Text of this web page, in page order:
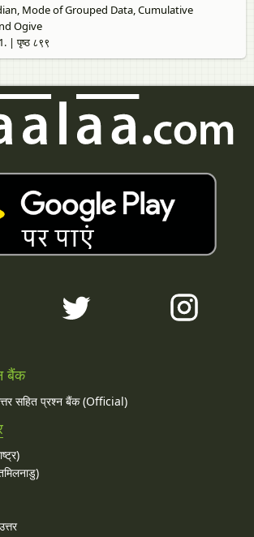
Mode of Grouped Data, Cumulative
Ogive
| पृष्ठ ८९९
बैंक
सहित प्रश्न बैंक (Official)